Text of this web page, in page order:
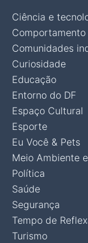
Ciência e
Comportamento
Comunidades
Curiosidade
Educação
Entorno do DF
Espaço Cultural
Esporte
Eu Você & Pets
Meio Ambiente
Política
Saúde
Segurança
Tempo de
Turismo